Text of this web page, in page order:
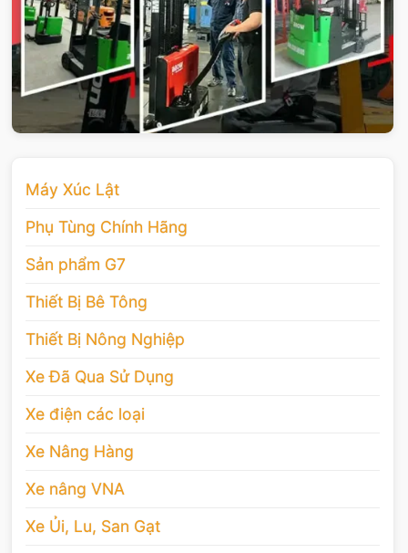
Máy Xúc Lật
Phụ Tùng Chính Hãng
Sản phẩm G7
Thiết Bị Bê Tông
Thiết Bị Nông Nghiệp
Xe Đã Qua Sử Dụng
Xe điện các loại
Xe Nâng Hàng
Xe nâng VNA
Xe Ủi, Lu, San Gạt